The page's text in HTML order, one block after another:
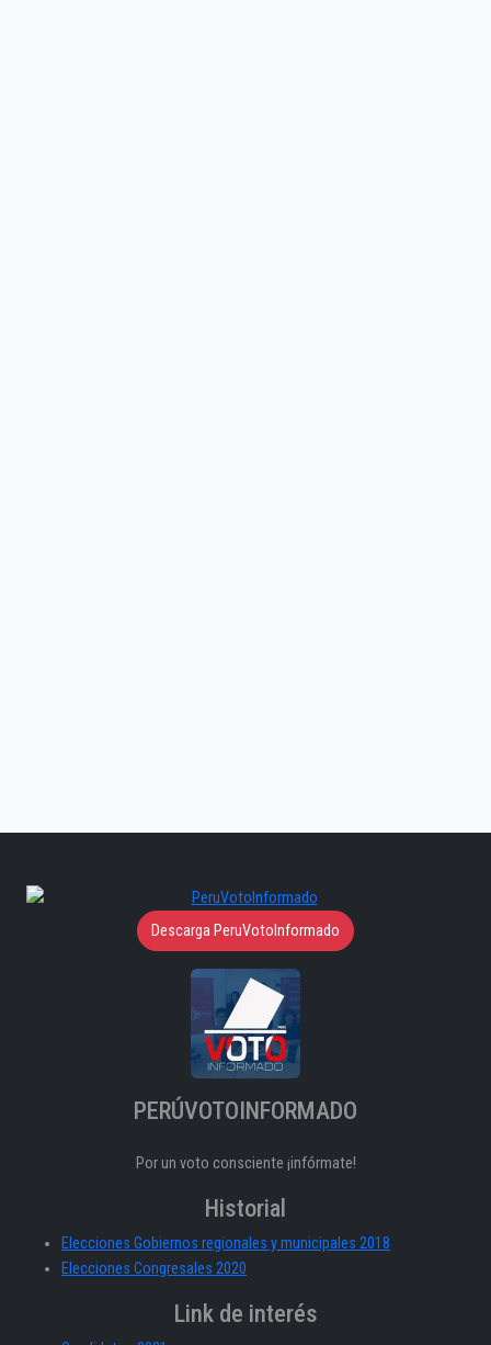
Descarga PeruVotoInformado
PERÚVOTOINFORMADO
Por un voto consciente ¡infórmate!
Historial
Elecciones Gobiernos regionales y municipales 2018
Elecciones Congresales 2020
Link de interés